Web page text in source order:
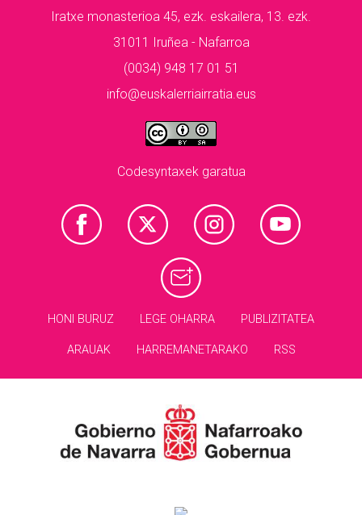
Iratxe monasterioa 45, ezk. eskailera, 13. ezk.
31011 Iruñea - Nafarroa
(0034) 948 17 01 51
info@euskalerriairratia.eus
Codesyntaxek garatua
HONI BURUZ LEGE OHARRA PUBLIZITATEA
ARAUAK HARREMANETARAKO RSS